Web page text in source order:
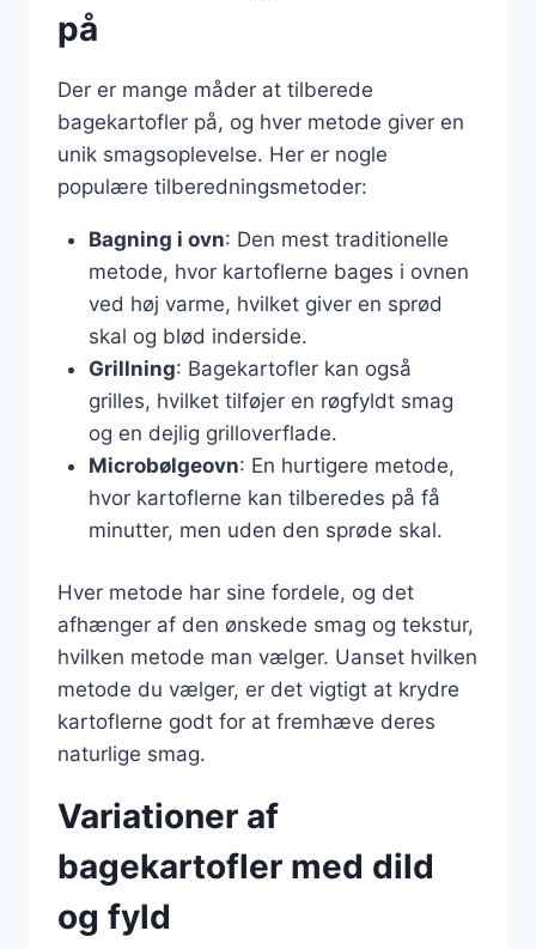
på
Der er mange måder at tilberede
bagekartofler på, og hver metode giver en
unik smagsoplevelse. Her er nogle
populære tilberedningsmetoder:
Bagning i ovn: Den mest traditionelle
metode, hvor kartoflerne bages i ovnen
ved høj varme, hvilket giver en sprød
skal og blød inderside.
Grillning: Bagekartofler kan også
grilles, hvilket tilføjer en røgfyldt smag
og en dejlig grilloverflade.
Microbølgeovn: En hurtigere metode,
hvor kartoflerne kan tilberedes på få
minutter, men uden den sprøde skal.
Hver metode har sine fordele, og det
afhænger af den ønskede smag og tekstur,
hvilken metode man vælger. Uanset hvilken
metode du vælger, er det vigtigt at krydre
kartoflerne godt for at fremhæve deres
naturlige smag.
Variationer af
bagekartofler med dild
og fyld